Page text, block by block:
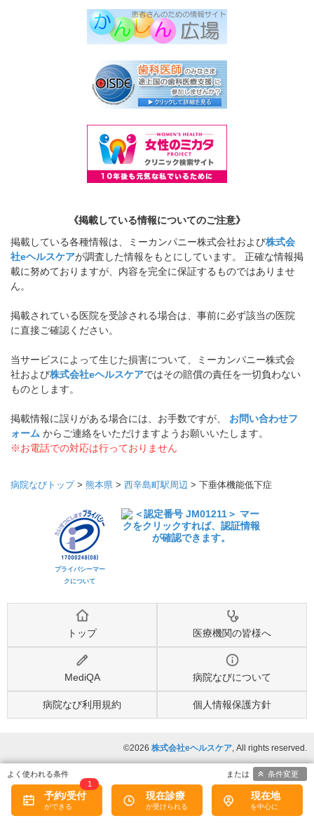
《掲載している情報についてのご注意》
掲載している各種情報は、ミーカンパニー株式会社および株式会
社eヘルスケアが調査した情報をもとにしています。 正確な情報掲
載に努めておりますが、内容を完全に保証するものではありませ
ん。
掲載されている医院を受診される場合は、事前に必ず該当の医院
に直接ご確認ください。
当サービスによって生じた損害について、ミーカンパニー株式会
社および株式会社eヘルスケアではその賠償の責任を一切負わない
ものとします。
掲載情報に誤りがある場合には、お手数ですが、 お問い合わせフ
ォーム からご連絡をいただけますようお願いいたします。
※お電話での対応は行っておりません
病院なびトップ> 熊本県 > 西辛島町駅周辺 > 下垂体機能低下症
プライバシーマー
クについて
トップ 医療機関の皆様へ
MediQA 病院なびについて
病院なび利用規約 個人情報保護方針
©2026 株式会社eヘルスケア, All rights reserved.
予約/受付
1
現在診療 現在地
条件変更